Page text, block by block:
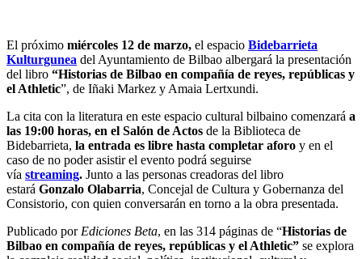
El próximo miércoles 12 de marzo, el espacio Bidebarrieta
Kulturgunea del Ayuntamiento de Bilbao albergará la presentación
del libro “Historias de Bilbao en compañía de reyes, repúblicas y
el Athletic”, de Iñaki Markez y Amaia Lertxundi.
La cita con la literatura en este espacio cultural bilbaino comenzará a
las 19:00 horas, en el Salón de Actos de la Biblioteca de
Bidebarrieta, la entrada es libre hasta completar aforo y en el
caso de no poder asistir el evento podrá seguirse
vía streaming. Junto a las personas creadoras del libro
estará Gonzalo Olabarria, Concejal de Cultura y Gobernanza del
Consistorio, con quien conversarán en torno a la obra presentada.
Publicado por Ediciones Beta, en las 314 páginas de “Historias de
Bilbao en compañía de reyes, repúblicas y el Athletic” se explora